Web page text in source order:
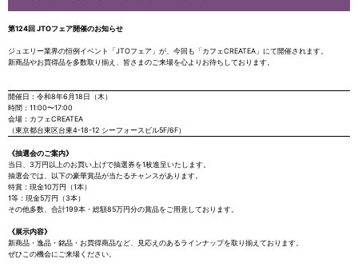
第124回 JTOフェア開催のお知らせ
ジュエリー業界の恒例イベント「JTOフェア」が、今回も「カフェCREATEA」にて開催されます。
新商品やお買得品を多数取り揃え、皆さまのご来場を心よりお待ちしております。
開催日：令和8年6月18日（木）
時間：11:00〜17:00
会場：カフェCREATEA
（東京都台東区台東4-18-12 シーフォースビル5F/6F）
《抽選会のご案内》
当日、3万円以上のお買い上げで抽選券を1枚進呈いたします。
抽選会では、以下の豪華賞品が当たるチャンスがあります。
特賞：現金10万円（1本）
1等：現金5万円（3本）
その他多数、合計199本・総額85万円分の賞品をご用意しております。
《展示内容》
新商品・逸品・銘品・お買得商品など、見応えのあるラインナップを取り揃えております。
ぜひこの機会にご来場ください。